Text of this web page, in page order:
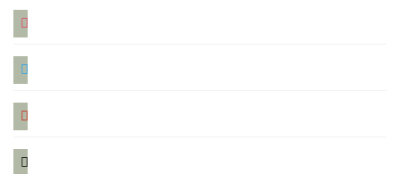
instagram
twitter
pinterest
mail